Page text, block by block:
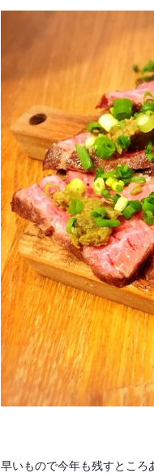
早いもので今年も残すところ